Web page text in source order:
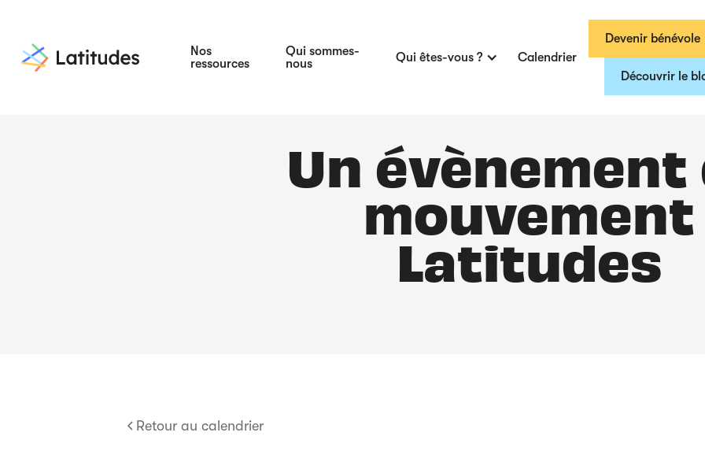
Nos
ressources
Qui sommes-
nous
Qui êtes-vous ? Calendrier
Devenir bénévole
Découvrir le
Un évènement
mouvement
Latitudes
Retour au calendrier